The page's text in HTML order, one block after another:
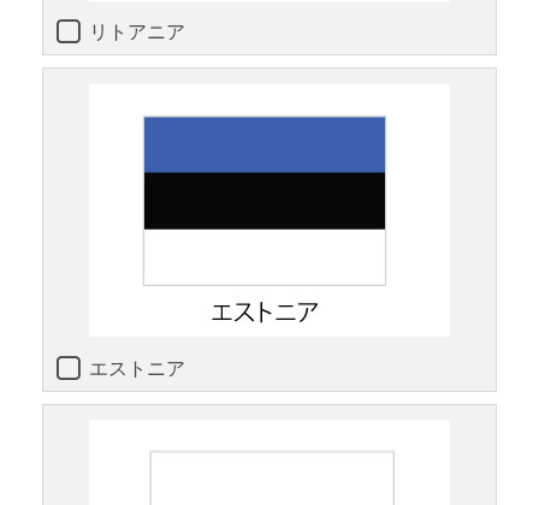
リトアニア
エストニア